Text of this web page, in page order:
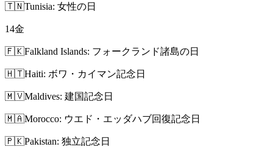
🇹🇳Tunisia: 女性の日
14金
🇫🇰Falkland Islands: フォークランド諸島の日
🇭🇹Haiti: ボワ・カイマン記念日
🇲🇻Maldives: 建国記念日
🇲🇦Morocco: ウエド・エッダハブ回復記念日
🇵🇰Pakistan: 独立記念日